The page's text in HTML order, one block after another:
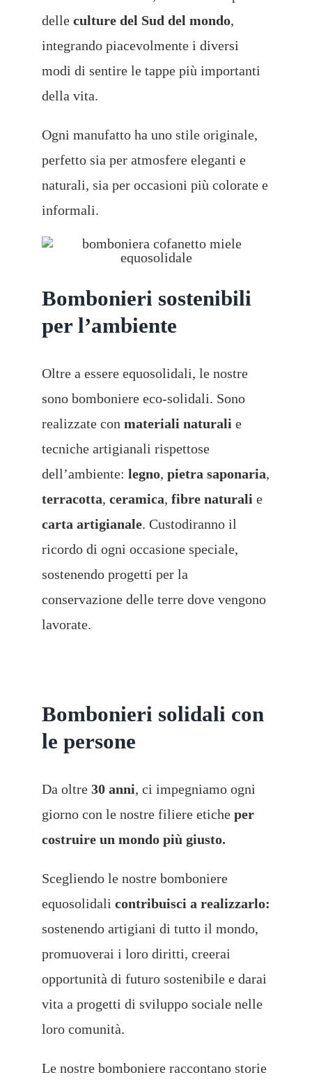
delle culture del Sud del mondo,
integrando piacevolmente i diversi
modi di sentire le tappe più importanti
della vita.
Ogni manufatto ha uno stile originale,
perfetto sia per atmosfere eleganti e
naturali, sia per occasioni più colorate e
informali.
Bombonieri sostenibili
per l’ambiente
Oltre a essere equosolidali, le nostre
sono bomboniere eco-solidali. Sono
realizzate con materiali naturali e
tecniche artigianali rispettose
dell’ambiente: legno, pietra saponaria,
terracotta, ceramica, fibre naturali e
carta artigianale. Custodiranno il
ricordo di ogni occasione speciale,
sostenendo progetti per la
conservazione delle terre dove vengono
lavorate.
Bombonieri solidali con
le persone
Da oltre 30 anni, ci impegniamo ogni
giorno con le nostre filiere etiche per
costruire un mondo più giusto.
Scegliendo le nostre bomboniere
equosolidali contribuisci a realizzarlo:
sostenendo artigiani di tutto il mondo,
promuoverai i loro diritti, creerai
opportunità di futuro sostenibile e darai
vita a progetti di sviluppo sociale nelle
loro comunità.
Le nostre bomboniere raccontano storie